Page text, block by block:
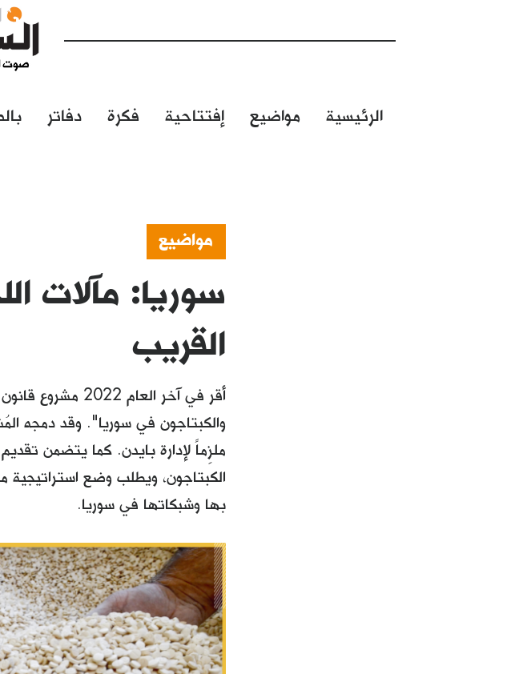
الرئيسية مواضيع إفتتاحية فكرة دفاتر
مواضيع
سوريا: مآلات
القريب
أقر في آخر
ملزِماً ﻹدارة بايدن. كما يتضمن
بها وشبكاتها في سوريا.